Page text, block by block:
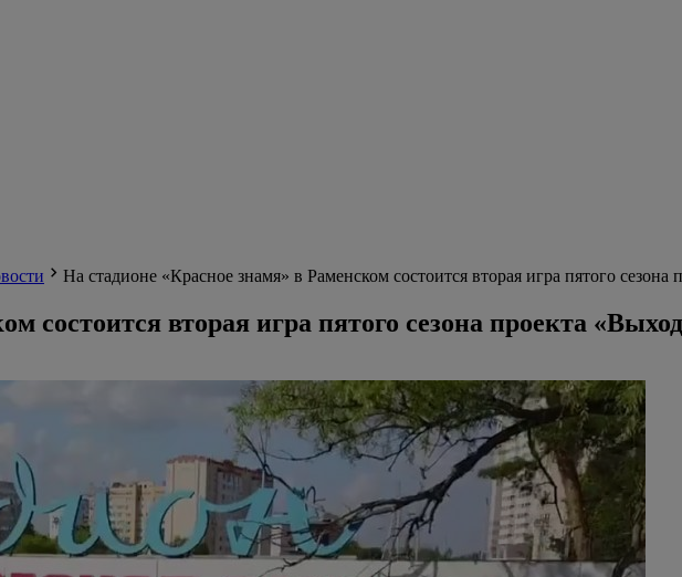
На стадионе «Красное знамя» в Раменском состоится вторая игра пятого
состоится вторая игра пятого сезона проекта